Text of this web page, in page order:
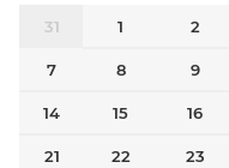
31 1 2
7 8 9
14 15 16
21 22 23